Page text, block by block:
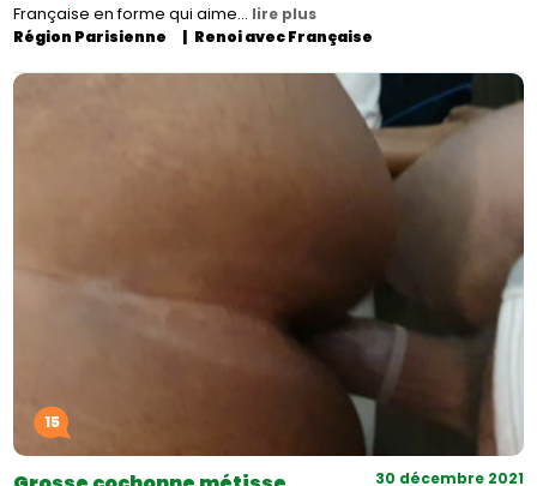
Française en forme qui aime… lire plus
Région Parisienne
Renoi avec Française
15
30 décembre 2021